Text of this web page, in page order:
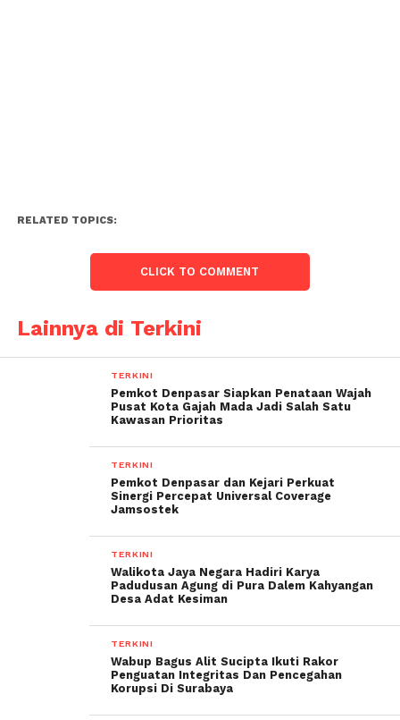
RELATED TOPICS:
CLICK TO COMMENT
Lainnya di Terkini
TERKINI
Pemkot Denpasar Siapkan Penataan Wajah
Pusat Kota Gajah Mada Jadi Salah Satu
Kawasan Prioritas
TERKINI
Pemkot Denpasar dan Kejari Perkuat
Sinergi Percepat Universal Coverage
Jamsostek
TERKINI
Walikota Jaya Negara Hadiri Karya
Padudusan Agung di Pura Dalem Kahyangan
Desa Adat Kesiman
TERKINI
Wabup Bagus Alit Sucipta Ikuti Rakor
Penguatan Integritas Dan Pencegahan
Korupsi Di Surabaya